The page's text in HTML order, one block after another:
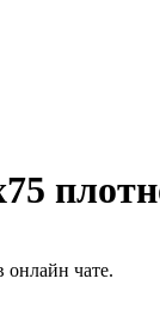
онлайн чате.